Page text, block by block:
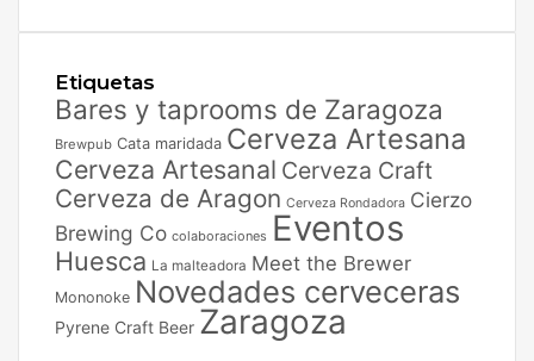
Etiquetas
Bares y taprooms de Zaragoza
Brewpub Cata maridada Cerveza Artesana
Cerveza Artesanal Cerveza Craft
Cerveza de Aragon Cerveza Rondadora Cierzo
Brewing Co colaboraciones Eventos
Huesca La malteadora Meet the Brewer
Mononoke Novedades cerveceras
Pyrene Craft Beer Zaragoza